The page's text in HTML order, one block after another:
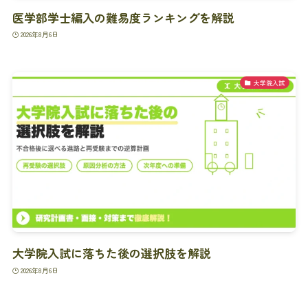
医学部学士編入の難易度ランキングを解説
2026年8月6日
大学院入試
大学院入試に落ちた後の選択肢を解説
2026年8月6日